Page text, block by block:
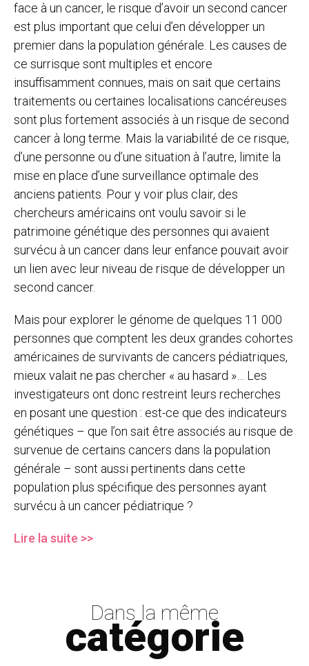
face à un cancer, le risque d’avoir un second cancer
est plus important que celui d’en développer un
premier dans la population générale. Les causes de
ce surrisque sont multiples et encore
insuffisamment connues, mais on sait que certains
traitements ou certaines localisations cancéreuses
sont plus fortement associés à un risque de second
cancer à long terme. Mais la variabilité de ce risque,
d’une personne ou d’une situation à l’autre, limite la
mise en place d’une surveillance optimale des
anciens patients. Pour y voir plus clair, des
chercheurs américains ont voulu savoir si le
patrimoine génétique des personnes qui avaient
survécu à un cancer dans leur enfance pouvait avoir
un lien avec leur niveau de risque de développer un
second cancer.
Mais pour explorer le génome de quelques 11 000
personnes que comptent les deux grandes cohortes
américaines de survivants de cancers pédiatriques,
mieux valait ne pas chercher « au hasard »… Les
investigateurs ont donc restreint leurs recherches
en posant une question : est-ce que des indicateurs
génétiques – que l’on sait être associés au risque de
survenue de certains cancers dans la population
générale – sont aussi pertinents dans cette
population plus spécifique des personnes ayant
survécu à un cancer pédiatrique ?
Lire la suite >>
Dans la même
catégorie